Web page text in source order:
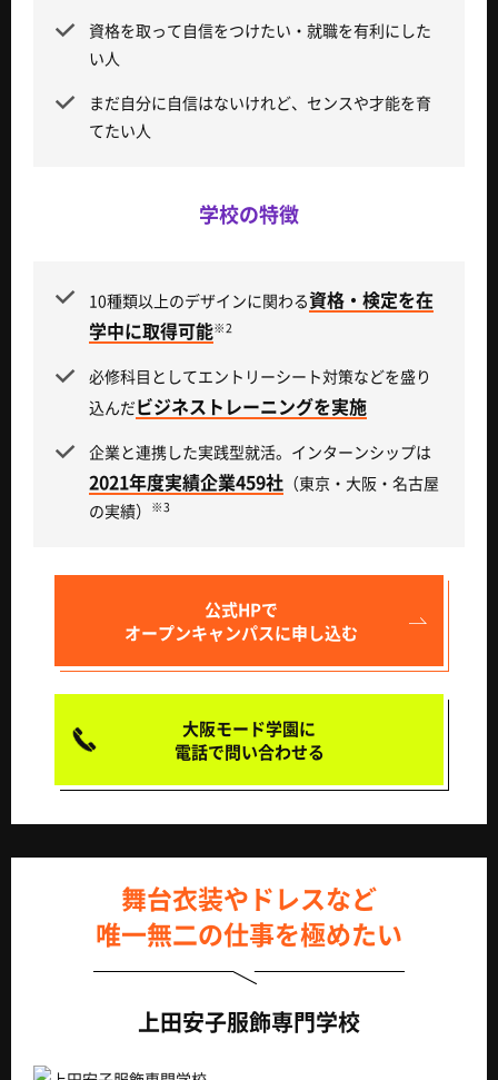
資格を取って自信をつけたい・就職を有利にした
い人
まだ自分に自信はないけれど、センスや才能を育
てたい人
学校の特徴
10種類以上のデザインに関わる資格・検定を在
学中に取得可能※2
必修科目としてエントリーシート対策などを盛り
込んだビジネストレーニングを実施
企業と連携した実践型就活。インターンシップは
2021年度実績企業459社 （東京・大阪・名古屋
の実績）
※3
公式HPで
オープンキャンパスに申し込む
大阪モード学園に
電話で問い合わせる
舞台衣装やドレスなど
唯一無二の仕事を極めたい
上田安子服飾専門学校